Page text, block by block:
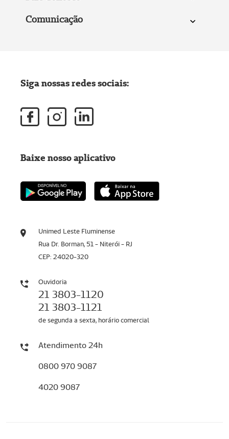
Comunicação
Unimed Leste Fluminense
Rua Dr. Borman, 51 - Niterói - RJ
CEP: 24020-320
Ouvidoria
21 3803-1120
21 3803-1121
de segunda a sexta, horário comercial
Atendimento 24h
0800 970 9087
4020 9087
Siga nossas redes sociais:
Baixe nosso aplicativo